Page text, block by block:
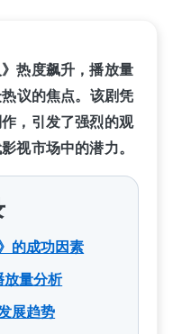
热度飙升，播放量
议的焦点。该剧凭
，引发了强烈的观
视市场中的潜力。
的成功因素
放量分析
展趋势